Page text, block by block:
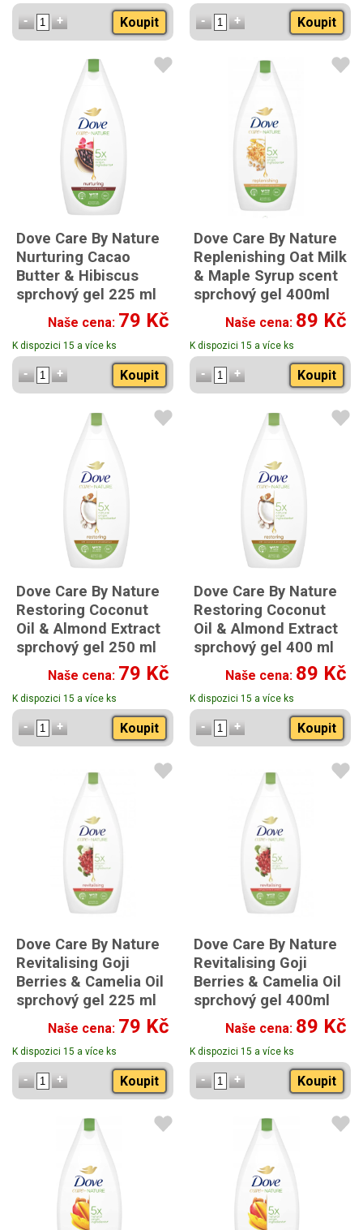
Koupit Koupit
Dove Care By Nature
Nurturing Cacao
Butter & Hibiscus
sprchový gel 225 ml
Naše cena: 79 Kč
K dispozici 15 a více ks
Koupit
Dove Care By Nature
Replenishing Oat Milk
& Maple Syrup scent
sprchový gel 400ml
Naše cena: 89 Kč
K dispozici 15 a více ks
Koupit
Dove Care By Nature
Restoring Coconut
Oil & Almond Extract
sprchový gel 250 ml
Naše cena: 79 Kč
K dispozici 15 a více ks
Koupit
Dove Care By Nature
Restoring Coconut
Oil & Almond Extract
sprchový gel 400 ml
Naše cena: 89 Kč
K dispozici 15 a více ks
Koupit
Dove Care By Nature
Revitalising Goji
Berries & Camelia Oil
sprchový gel 225 ml
Naše cena: 79 Kč
K dispozici 15 a více ks
Koupit
Dove Care By Nature
Revitalising Goji
Berries & Camelia Oil
sprchový gel 400ml
Naše cena: 89 Kč
K dispozici 15 a více ks
Koupit